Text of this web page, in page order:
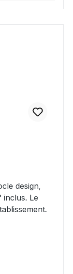
design,
inclus. Le